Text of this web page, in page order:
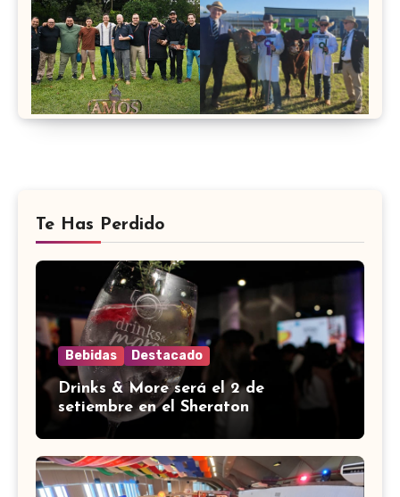
Te Has Perdido
Bebidas Destacado
Drinks & More será el 2 de
setiembre en el Sheraton